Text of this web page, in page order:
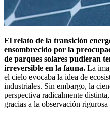
El relato de la transición
ensombrecido por la
de parques solares pudieran
irreversible en la fauna. La
el cielo evocaba la idea de
industriales. Sin embargo, la
perspectiva radicalmente
gracias a la observación